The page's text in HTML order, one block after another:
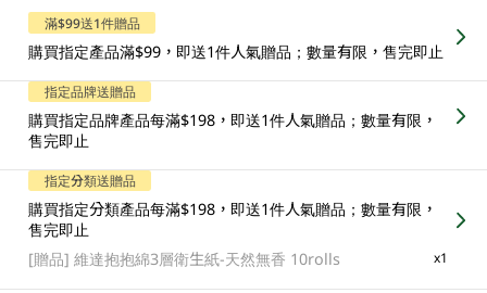
滿$99送1件贈品
購買指定產品滿$99，即送1件人氣贈品；數量有限，售完即止
指定品牌送贈品
購買指定品牌產品每滿$198，即送1件人氣贈品；數量有限，
售完即止
指定分類送贈品
購買指定分類產品每滿$198，即送1件人氣贈品；數量有限，
售完即止
[贈品]維達抱抱綿3層衛生紙-天然無香 10rolls x1